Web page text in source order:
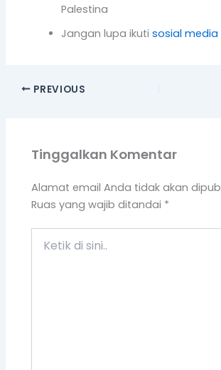
Palestina
Jangan lupa ikutisosial media
PREVIOUS
Tinggalkan Komentar
Alamat email Anda tidak akan
Ruas yang wajib ditandai *